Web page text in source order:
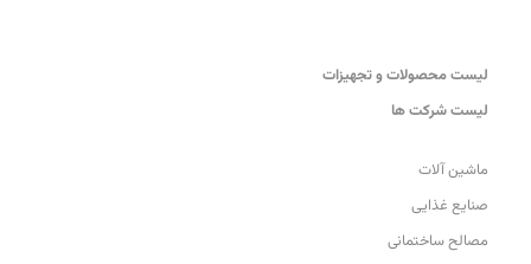
لیست محصولات و تجهیزات
لیست شرکت ها
ماشین آلات
صنایع غذایی
مصالح ساختمانی